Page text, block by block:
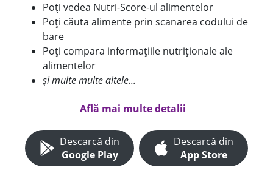
Poți vedea Nutri-Score-ul alimentelor
Poți căuta alimente prin scanarea codului de
bare
Poți compara informațiile nutriționale ale
alimentelor
și multe multe altele...
Află mai multe detalii
Descarcă din
Google Play
Descarcă din
App Store